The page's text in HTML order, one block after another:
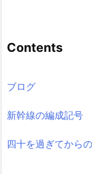
Contents
ブログ
新幹線の編成記号
四十を過ぎてから